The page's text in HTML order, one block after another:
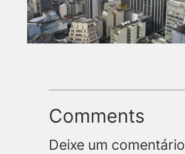
Comments
Deixe um comentário